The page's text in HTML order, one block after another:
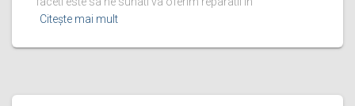
Citește mai mult